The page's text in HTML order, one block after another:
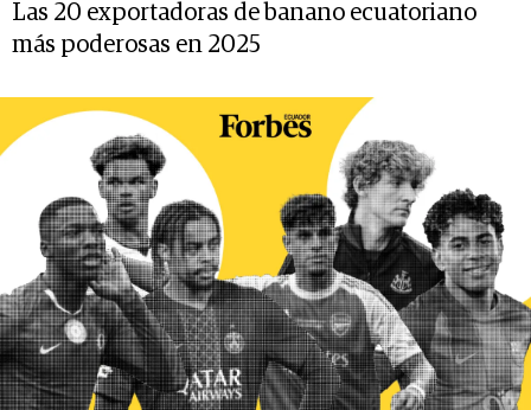
Las 20 exportadoras de banano ecuatoriano
más poderosas en 2025